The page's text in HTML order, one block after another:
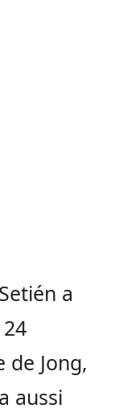
a
de Jong,
aussi